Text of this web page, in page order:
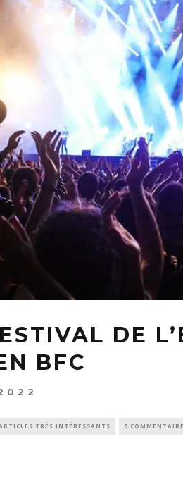
DE
BFC
TRÈS INTÉRESSANTS 0 COMMENTAIRE